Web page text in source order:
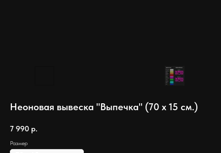
Неоновая вывеска "Выпечка" (70 х 15 см.)
7 990 р.
Размер